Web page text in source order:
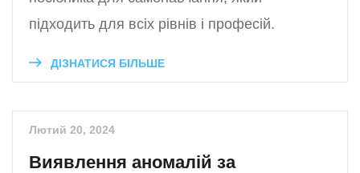
підходить для всіх рівнів і професій.
ДІЗНАТИСЯ БІЛЬШЕ
Лютий 20, 2024
Виявлення аномалій за